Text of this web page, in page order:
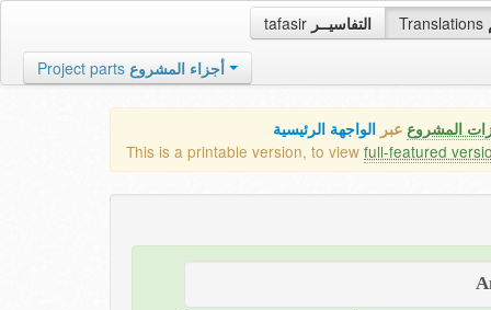
tafasir التفاسيــر Translations
Project parts أجزاء المشروع
المشروع عبر الواجهة الرئيسية
This is a printable version, to view full-featured